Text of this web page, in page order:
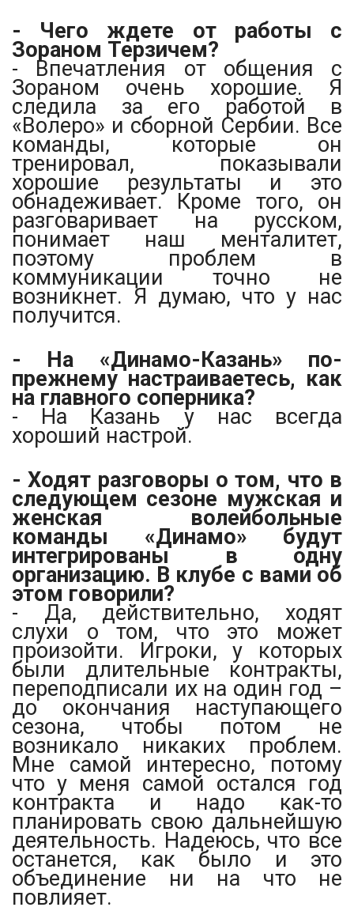
- Чего ждете от работы с
Зораном Терзичем?
- Впечатления от общения с
Зораном очень хорошие. Я
следила за его работой в
«Волеро» и сборной Сербии. Все
команды, которые он
тренировал, показывали
хорошие результаты и это
обнадеживает. Кроме того, он
разговаривает на русском,
понимает наш менталитет,
поэтому проблем в
коммуникации точно не
возникнет. Я думаю, что у нас
получится.
- На «Динамо-Казань» по-
прежнему настраиваетесь, как
на главного соперника?
- На Казань у нас всегда
хороший настрой.
- Ходят разговоры о том, что в
следующем сезоне мужская и
женская волейбольные
команды «Динамо» будут
интегрированы в одну
организацию. В клубе с вами об
этом говорили?
- Да, действительно, ходят
слухи о том, что это может
произойти. Игроки, у которых
были длительные контракты,
переподписали их на один год –
до окончания наступающего
сезона, чтобы потом не
возникало никаких проблем.
Мне самой интересно, потому
что у меня самой остался год
контракта и надо как-то
планировать свою дальнейшую
деятельность. Надеюсь, что все
останется, как было и это
объединение ни на что не
повлияет.